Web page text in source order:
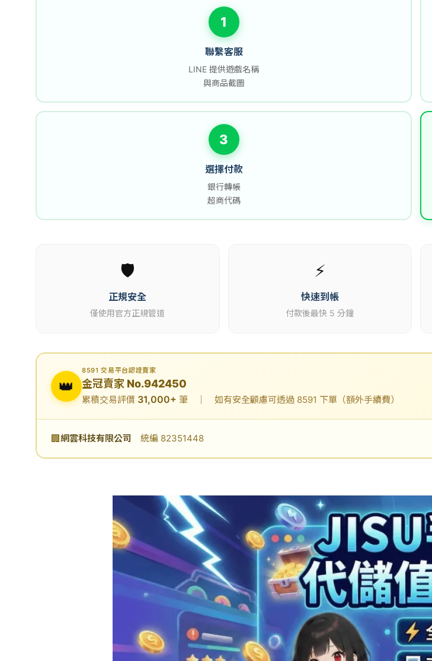
1
聯繫客服
LINE 提供遊戲名稱
與商品截圖
3
選擇付款
銀行轉帳
超商代碼
🛡️
正規安全
僅使用官方正規管道
⚡
快速到帳
付款後最快 5 分鐘
👑
8591 交易平台認證賣家
金冠賣家 No.942450
累積交易評價 31,000+ 筆 ｜ 如有安全顧慮可透過 8591 下單（額外手續費）
🏢網雲科技有限公司 統編 82351448